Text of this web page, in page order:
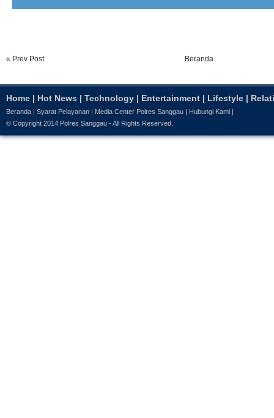
« Prev Post Beranda
Home | Hot News | Technology | Entertainment | Lifestyle |
Beranda Syarat Pelayanan Media Center Polres Sanggau Hubungi Kami
© Copyright 2014 Polres Sanggau - All Rights Reserved.